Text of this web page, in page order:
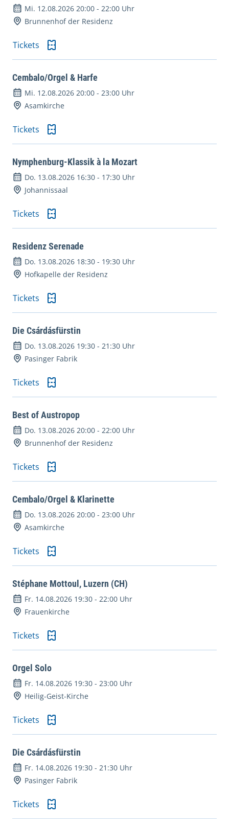
Mi. 12.08.2026 20:00 - 22:00 Uhr
Brunnenhof der Residenz
Tickets
Cembalo/Orgel & Harfe
Mi. 12.08.2026 20:00 - 23:00 Uhr
Asamkirche
Tickets
Nymphenburg-Klassik à la Mozart
Do. 13.08.2026 16:30 - 17:30 Uhr
Johannissaal
Tickets
Residenz Serenade
Do. 13.08.2026 18:30 - 19:30 Uhr
Hofkapelle der Residenz
Tickets
Die Csárdásfürstin
Do. 13.08.2026 19:30 - 21:30 Uhr
Pasinger Fabrik
Tickets
Best of Austropop
Do. 13.08.2026 20:00 - 22:00 Uhr
Brunnenhof der Residenz
Tickets
Cembalo/Orgel & Klarinette
Do. 13.08.2026 20:00 - 23:00 Uhr
Asamkirche
Tickets
Stéphane Mottoul, Luzern (CH)
Fr. 14.08.2026 19:30 - 22:00 Uhr
Frauenkirche
Tickets
Orgel Solo
Fr. 14.08.2026 19:30 - 23:00 Uhr
Heilig-Geist-Kirche
Tickets
Die Csárdásfürstin
Fr. 14.08.2026 19:30 - 21:30 Uhr
Pasinger Fabrik
Tickets